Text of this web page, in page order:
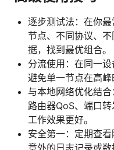
逐步测试法：在你
节点、不同协议、
据，找到最优组合。
分流使用：在同一设
避免单一节点在高峰
与本地网络优化结合
路由器QoS、端口
工作效果更好。
安全第一：定期查
意外的日志记录或数